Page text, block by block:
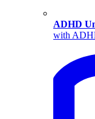
ADHD
with